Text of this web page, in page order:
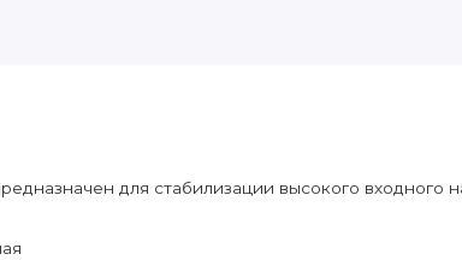
для стабилизации высокого входного